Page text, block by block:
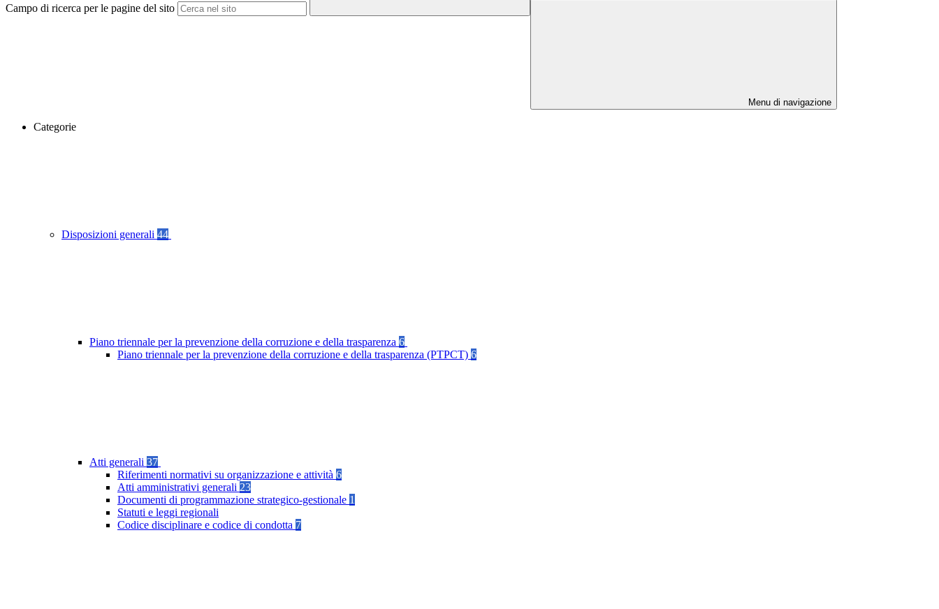
Campo di ricerca per le pagine del sito
Menu di navigazione
Categorie
Disposizioni generali 44
Piano triennale per la prevenzione della corruzione e della trasparenza 6
Piano triennale per la prevenzione della corruzione e della trasparenza (PTPCT) 6
Atti generali 37
Riferimenti normativi su organizzazione e attività 6
Atti amministrativi generali 23
Documenti di programmazione strategico-gestionale 1
Statuti e leggi regionali
Codice disciplinare e codice di condotta 7